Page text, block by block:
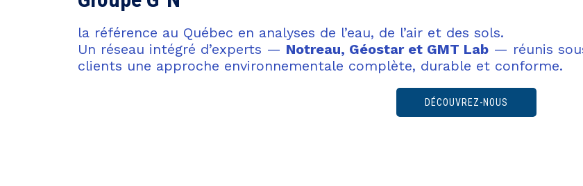
la référence au Québec en analyses de l’eau, de l’air et des sols.
Un réseau intégré d’experts — Notreau, Géostar et GMT Lab — réunis
clients une approche environnementale complète, durable et conforme.
DÉCOUVREZ-NOUS